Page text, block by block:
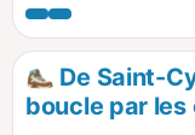
Saint-Cyr, plutôt un
ombragée. Le
sur la plaine et les
De Saint-
boucle par les